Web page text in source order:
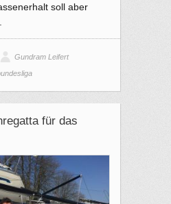
soll aber
Gundram Leifert
für das